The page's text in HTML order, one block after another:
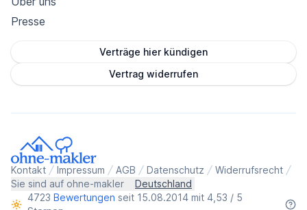
Presse
Verträge hier kündigen
Vertrag widerrufen
Kontakt Impressum AGB Datenschutz
Widerrufsrecht
Sie sind auf ohne-makler
Deutschland
4723 Bewertungen seit 15.08.2014 mit 4,53 / 5